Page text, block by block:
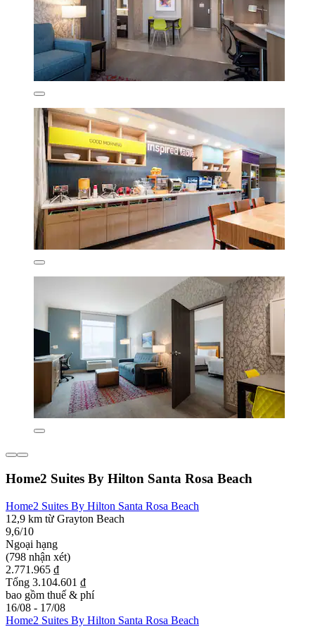
Home2 Suites By Hilton Santa Rosa Beach
Home2 Suites By Hilton Santa Rosa Beach
12,9 km từ Grayton Beach
9,6/10
Ngoại hạng
(798 nhận xét)
2.771.965 ₫
Tổng 3.104.601 ₫
bao gồm thuế & phí
16/08 - 17/08
Home2 Suites By Hilton Santa Rosa Beach